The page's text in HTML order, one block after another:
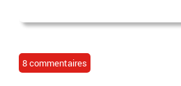
8 commentaires